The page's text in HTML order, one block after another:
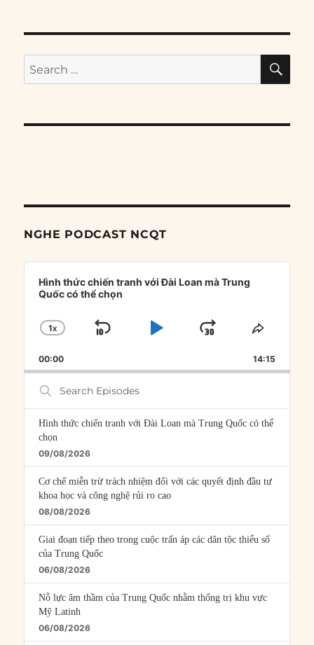
Search
for:
NGHE PODCAST NCQT
Audio
Player
Hình thức chiến tranh với Đài Loan mà Trung
Quốc có thể chọn
CHANGE
RATE
1X
SKIP
PLAYJUMP
FORWARD
SHARE
00:00 14:15
Search
Episodes
Hình thức chiến tranh với Đài Loan mà Trung Quốc có thể
chọn
09/08/2026
Cơ chế miễn trừ trách nhiệm đối với các quyết định đầu tư
khoa học và công nghệ rủi ro cao
08/08/2026
Giai đoạn tiếp theo trong cuộc trấn áp các dân tộc thiểu số
của Trung Quốc
06/08/2026
Nỗ lực âm thầm của Trung Quốc nhằm thống trị khu vực
Mỹ Latinh
06/08/2026